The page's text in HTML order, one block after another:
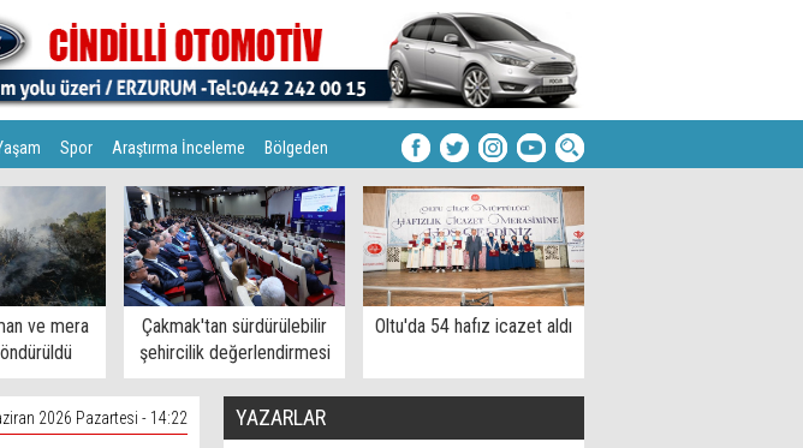
Spor Araştırma İnceleme Bölgeden
ve mera
Çakmak'tan sürdürülebilir
şehircilik değerlendirmesi
Oltu'da 54 hafız icazet aldı
2026 Pazartesi - 14:22 YAZARLAR